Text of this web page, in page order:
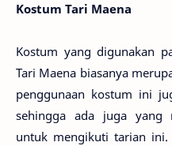
Kostum Tari Maena
Kostum yang digunakan
Tari Maena biasanya
penggunaan kostum ini
sehingga ada juga yang
untuk mengikuti tarian ini.